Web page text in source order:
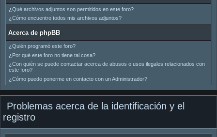
¿Qué archivos adjuntos son permitidos en este foro?
¿Cómo encuentro todos mis archivos adjuntos?
Acerca de phpBB
¿Quién programó este foro?
¿Por qué este foro no tiene tal cosa?
¿Con quién se puede contactar acerca de abusos o usos ilegales relacionados con
este foro?
¿Cómo puedo ponerme en contacto con un Administrador?
Problemas acerca de la identificación y el
registro